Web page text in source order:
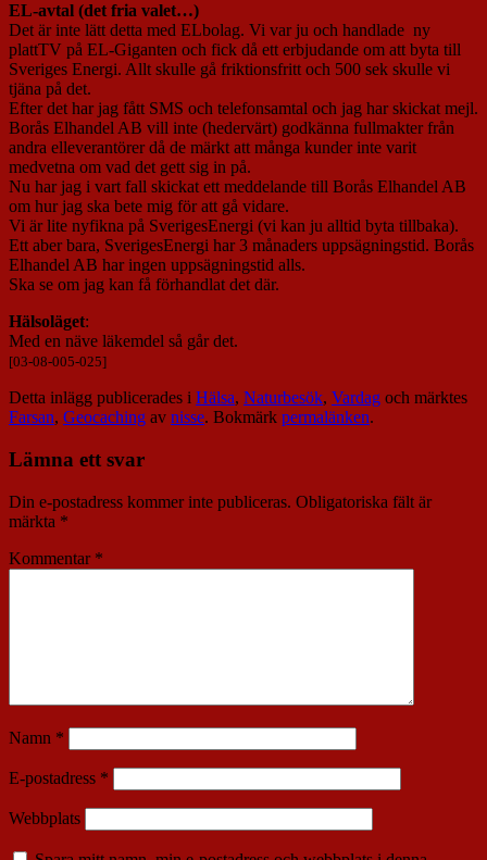
EL-avtal (det fria valet…)
Det är inte lätt detta med ELbolag. Vi var ju och handlade ny
plattTV på EL-Giganten och fick då ett erbjudande om att byta till
Sveriges Energi. Allt skulle gå friktionsfritt och 500 sek skulle vi
tjäna på det.
Efter det har jag fått SMS och telefonsamtal och jag har skickat mejl.
Borås Elhandel AB vill inte (hedervärt) godkänna fullmakter från
andra elleverantörer då de märkt att många kunder inte varit
medvetna om vad det gett sig in på.
Nu har jag i vart fall skickat ett meddelande till Borås Elhandel AB
om hur jag ska bete mig för att gå vidare.
Vi är lite nyfikna på SverigesEnergi (vi kan ju alltid byta tillbaka).
Ett aber bara, SverigesEnergi har 3 månaders uppsägningstid. Borås
Elhandel AB har ingen uppsägningstid alls.
Ska se om jag kan få förhandlat det där.
Hälsoläget:
Med en näve läkemdel så går det.
[03-08-005-025]
Detta inlägg publicerades i Hälsa, Naturbesök, Vardag och märktes
Farsan, Geocaching av nisse. Bokmärk permalänken.
Lämna ett svar
Din e-postadress kommer inte publiceras. Obligatoriska fält är
märkta *
Kommentar *
Namn *
E-postadress *
Webbplats